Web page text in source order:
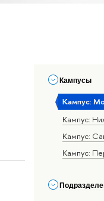
Кампусы
Кампус:
Кампус:
Кампус:
Кампус: